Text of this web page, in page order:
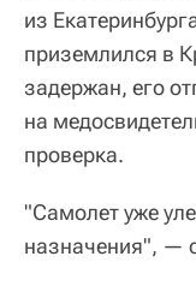
из
приземлился в
задержан, его
на
проверка.
"Самолет уже
назначения", —